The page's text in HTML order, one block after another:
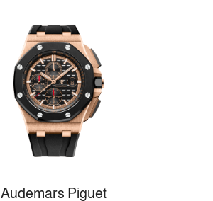
Audemars Piguet